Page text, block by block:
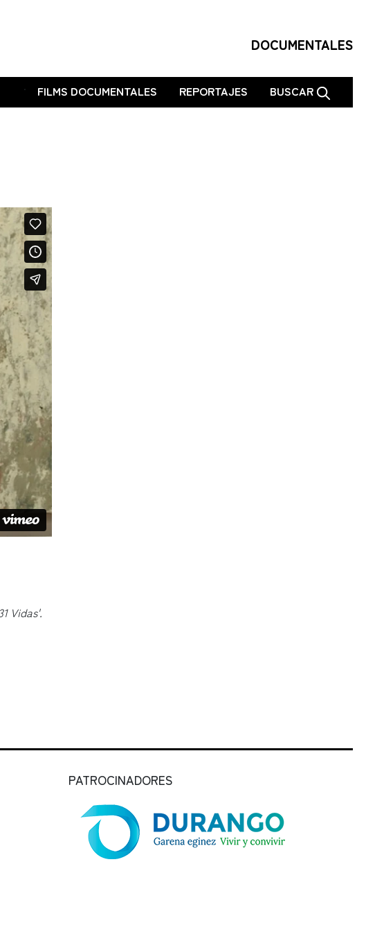
DOCUMENTALES
. FILMS DOCUMENTALES REPORTAJES BUSCAR
Vidas'.
PATROCINADORES